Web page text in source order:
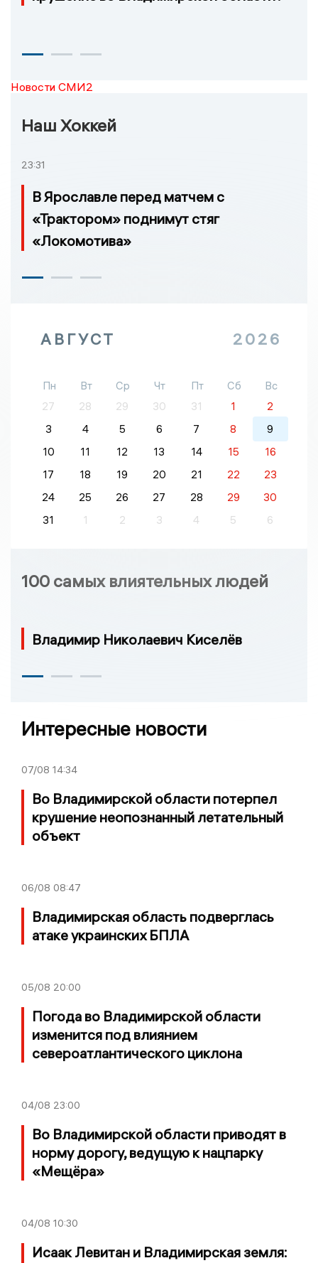
Новости СМИ2
Наш Хоккей
23:31
В Ярославле перед матчем с
«Трактором» поднимут стяг
«Локомотива»
АВГУСТ 2026
Пн Вт Ср Чт Пт Сб
Вс
27
28 29 30 31 1
2
3
4 5 6 7 8
9
10
11 12 13 14 15
16
17
18 19 20 21 22
23
24
25 26 27 28 29
30
31
1 2 3 4 5 6
100 самых влиятельных людей
Владимир Николаевич Киселёв
Интересные новости
07/08 14:34
Во Владимирской области потерпел
крушение неопознанный летательный
объект
06/08 08:47
Владимирская область подверглась
атаке украинских БПЛА
05/08 20:00
Погода во Владимирской области
изменится под влиянием
североатлантического циклона
04/08 23:00
Во Владимирской области приводят в
норму дорогу, ведущую к нацпарку
«Мещёра»
04/08 10:30
Исаак Левитан и Владимирская земля: